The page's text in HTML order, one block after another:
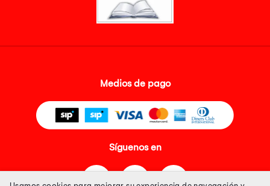
Medios de pago
Síguenos en